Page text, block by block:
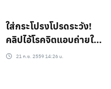
ใส่กระโปรงโปรดระวัง!
คลิปไอ้โรคจิตแอบถ่ายใต้
กระโปรงหญิงสาวในห้าง
21 ก.ย. 2559 14:26 น.